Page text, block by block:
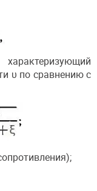
υ по сравнению с